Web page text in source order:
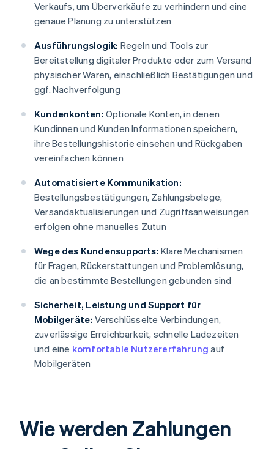
Verkaufs, um Überverkäufe zu verhindern und eine
genaue Planung zu unterstützen
Ausführungslogik: Regeln und Tools zur
Bereitstellung digitaler Produkte oder zum Versand
physischer Waren, einschließlich Bestätigungen und
ggf. Nachverfolgung
Kundenkonten: Optionale Konten, in denen
Kundinnen und Kunden Informationen speichern,
ihre Bestellungshistorie einsehen und Rückgaben
vereinfachen können
Automatisierte Kommunikation:
Bestellungsbestätigungen, Zahlungsbelege,
Versandaktualisierungen und Zugriffsanweisungen
erfolgen ohne manuelles Zutun
Wege des Kundensupports: Klare Mechanismen
für Fragen, Rückerstattungen und Problemlösung,
die an bestimmte Bestellungen gebunden sind
Sicherheit, Leistung und Support für
Mobilgeräte: Verschlüsselte Verbindungen,
zuverlässige Erreichbarkeit, schnelle Ladezeiten
und eine komfortable Nutzererfahrung auf
Mobilgeräten
Wie werden Zahlungen